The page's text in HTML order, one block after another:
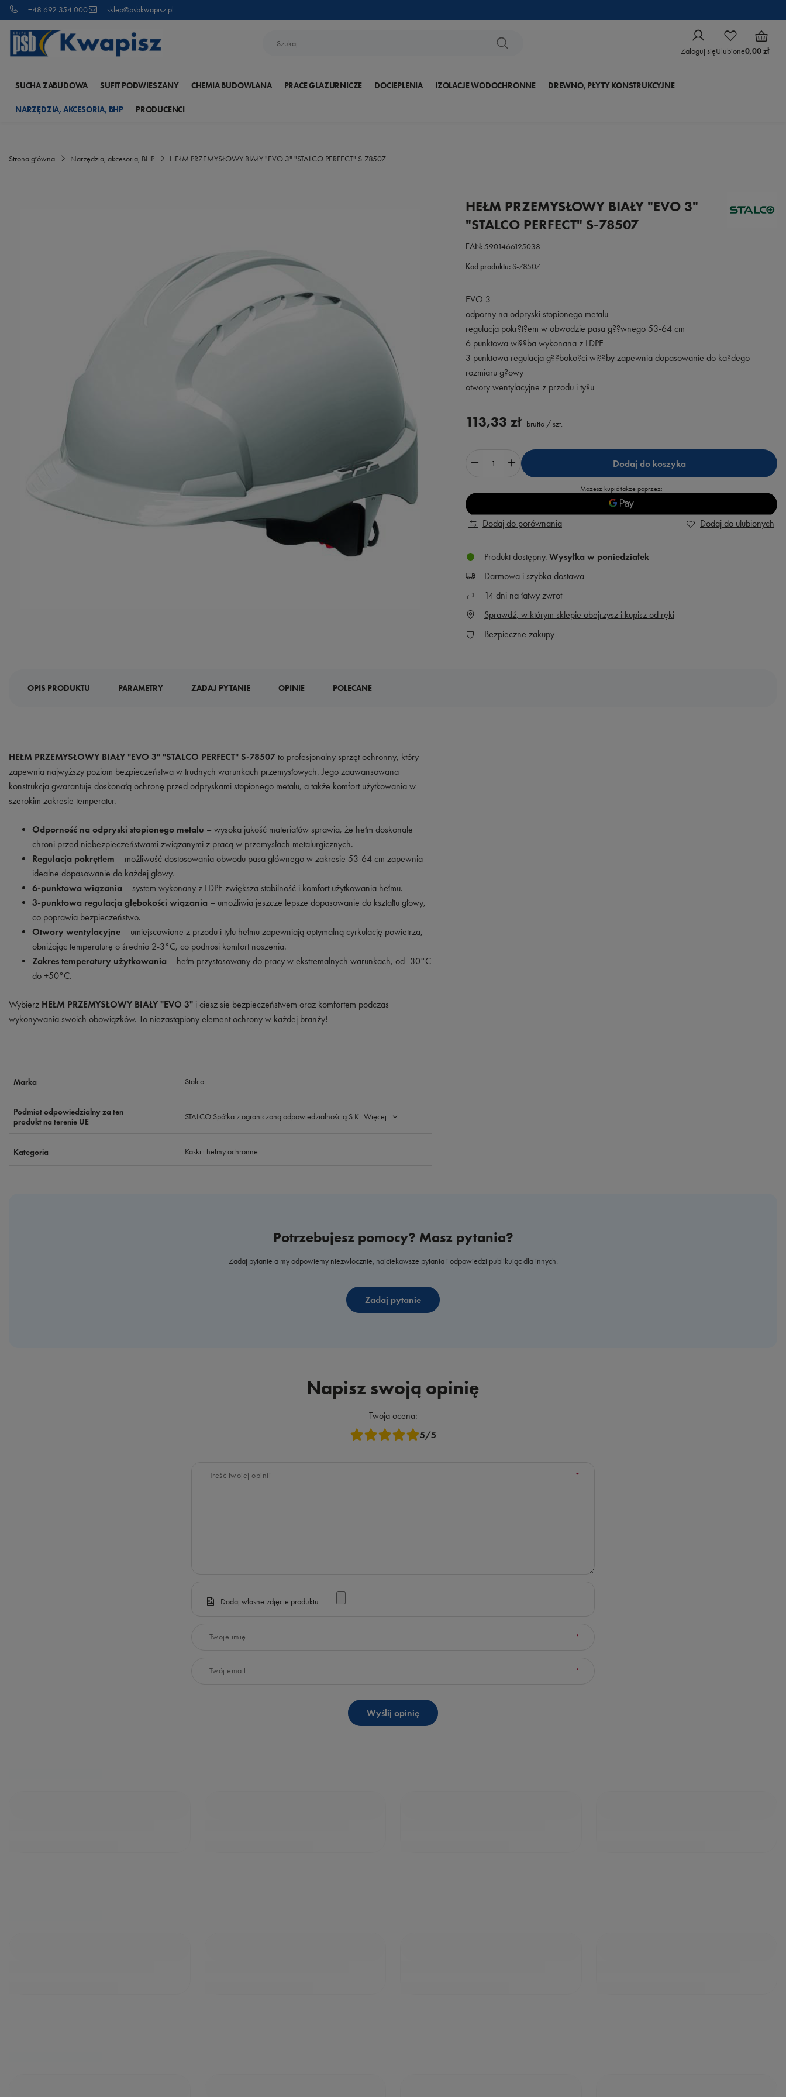
+48 692 354 000 sklep@psbkwapisz.pl
Zaloguj sięUlubione0,00 zł
SUCHA ZABUDOWA SUFIT PODWIESZANY CHEMIA BUDOWLANA PRACE GLAZURNICZE DOCIEPLENIA IZOLACJE WODOCHRONNE DREWNO, PŁYTY KONSTRUKCYJNE
NARZĘDZIA, AKCESORIA, BHP PRODUCENCI
Strona główna Narzędzia, akcesoria, BHP HEŁM PRZEMYSŁOWY BIAŁY "EVO 3" "STALCO PERFECT" S-78507
HEŁM PRZEMYSŁOWY BIAŁY "EVO 3"
"STALCO PERFECT" S-78507
EAN:5901466125038
Kod produktu: S-78507
EVO 3
odporny na odpryski stopionego metalu
regulacja pokr?t?em w obwodzie pasa g??wnego 53-64 cm
6 punktowa wi??ba wykonana z LDPE
3 punktowa regulacja g??boko?ci wi??by zapewnia dopasowanie do ka?dego
rozmiaru g?owy
otwory wentylacyjne z przodu i ty?u
113,33 zł brutto / szt.
Dodaj do koszyka
Możesz kupić także poprzez:
Dodaj do porównania Dodaj do ulubionych
Produkt dostępny Wysyłka w poniedziałek
Darmowa i szybka dostawa
14 dni na łatwy zwrot
Sprawdź, w którym sklepie obejrzysz i kupisz od ręki
Bezpieczne zakupy
OPIS PRODUKTU PARAMETRY ZADAJ PYTANIE OPINIE POLECANE
HEŁM PRZEMYSŁOWY BIAŁY "EVO 3" "STALCO PERFECT" S-78507 to profesjonalny sprzęt ochronny, który
zapewnia najwyższy poziom bezpieczeństwa w trudnych warunkach przemysłowych. Jego zaawansowana
konstrukcja gwarantuje doskonałą ochronę przed odpryskami stopionego metalu, a także komfort użytkowania w
szerokim zakresie temperatur.
Odporność na odpryski stopionego metalu – wysoka jakość materiałów sprawia, że hełm doskonale
chroni przed niebezpieczeństwami związanymi z pracą w przemysłach metalurgicznych.
Regulacja pokrętłem – możliwość dostosowania obwodu pasa głównego w zakresie 53-64 cm zapewnia
idealne dopasowanie do każdej głowy.
6-punktowa wiązania – system wykonany z LDPE zwiększa stabilność i komfort użytkowania hełmu.
3-punktowa regulacja głębokości wiązania – umożliwia jeszcze lepsze dopasowanie do kształtu głowy,
co poprawia bezpieczeństwo.
Otwory wentylacyjne – umiejscowione z przodu i tyłu hełmu zapewniają optymalną cyrkulację powietrza,
obniżając temperaturę o średnio 2-3°C, co podnosi komfort noszenia.
Zakres temperatury użytkowania – hełm przystosowany do pracy w ekstremalnych warunkach, od -30°C
do +50°C.
Wybierz HEŁM PRZEMYSŁOWY BIAŁY "EVO 3" i ciesz się bezpieczeństwem oraz komfortem podczas
wykonywania swoich obowiązków. To niezastąpiony element ochrony w każdej branży!
Marka Stalco
Podmiot odpowiedzialny za ten
produkt na terenie UE
STALCO Spółka z ograniczoną odpowiedzialnością S.K Więcej
Kategoria Kaski i hełmy ochronne
Potrzebujesz pomocy? Masz pytania?
Zadaj pytanie a my odpowiemy niezwłocznie, najciekawsze pytania i odpowiedzi publikując dla innych.
Zadaj pytanie
Napisz swoją opinię
Twoja ocena:
5/5
Treść twojej opinii
Dodaj własne zdjęcie produktu:
Twoje imię
Twój email
Wyślij opinię